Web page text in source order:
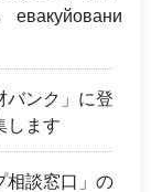
バンク」に登
します
相談窓口」の